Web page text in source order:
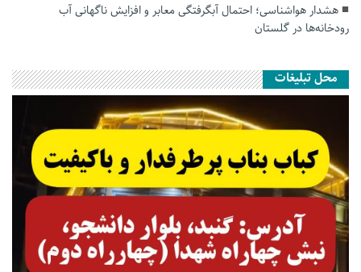
هشدار هواشناسی؛ احتمال آبگرفتگی معابر و افزایش ناگهانی آب
رودخانه‌ها در گلستان
محل تبلیغات